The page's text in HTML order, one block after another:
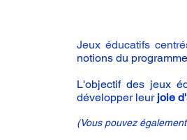
Jeux éducatifs
notions du
L'objectif des jeux
développer leur joie
(Vous pouvez